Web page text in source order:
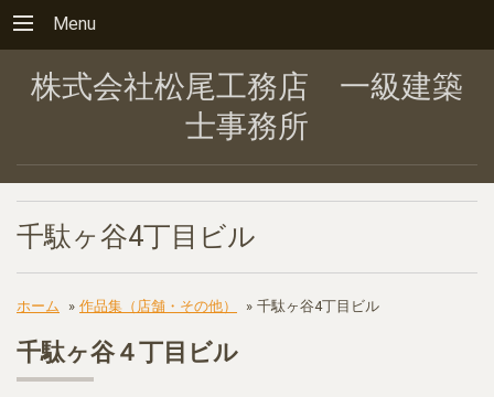
Menu
株式会社松尾工務店 一級建築
士事務所
千駄ヶ谷4丁目ビル
ホーム » 作品集（店舗・その他） » 千駄ヶ谷4丁目ビル
千駄ヶ谷４丁目ビル